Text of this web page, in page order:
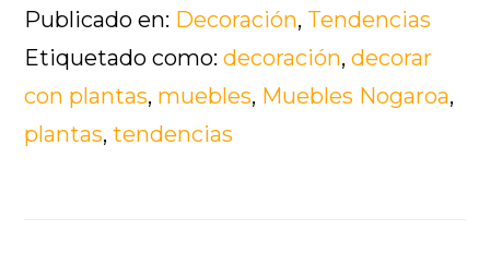
Publicado en: Decoración, Tendencias
Etiquetado como:decoración,decorar
con plantas, muebles, Muebles Nogaroa,
plantas,tendencias